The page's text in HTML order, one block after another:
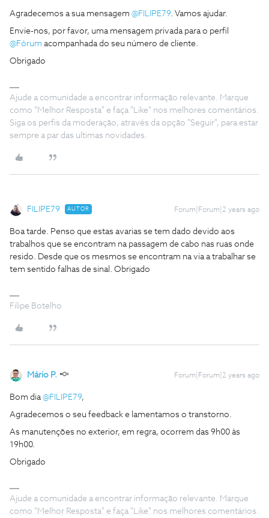
Agradecemos a sua mensagem @FILIPE79. Vamos ajudar.
Envie-nos, por favor, uma mensagem privada para o perfil
@Fórum acompanhada do seu número de cliente.
Obrigado
Ajude a comunidade a encontrar informação relevante. Marque
como "Melhor Resposta" e faça "Like" nos melhores comentários.
Siga os perfis da moderação, através da opção "Seguir", para estar
sempre a par das ultimas novidades.
FILIPE79 AUTOR Forum|Forum|2 years ago
Boa tarde. Penso que estas avarias se tem dado devido aos
trabalhos que se encontram na passagem de cabo nas ruas onde
resido. Desde que os mesmos se encontram na via a trabalhar se
tem sentido falhas de sinal. Obrigado
Filipe Botelho
Mário P. Forum|Forum|2 years ago
Bom dia@FILIPE79,
Agradecemos o seu feedback e lamentamos o transtorno.
As manutenções no exterior, em regra, ocorrem das 9h00 às
19h00.
Obrigado
Ajude a comunidade a encontrar informação relevante. Marque
como "Melhor Resposta" e faça "Like" nos melhores comentários.